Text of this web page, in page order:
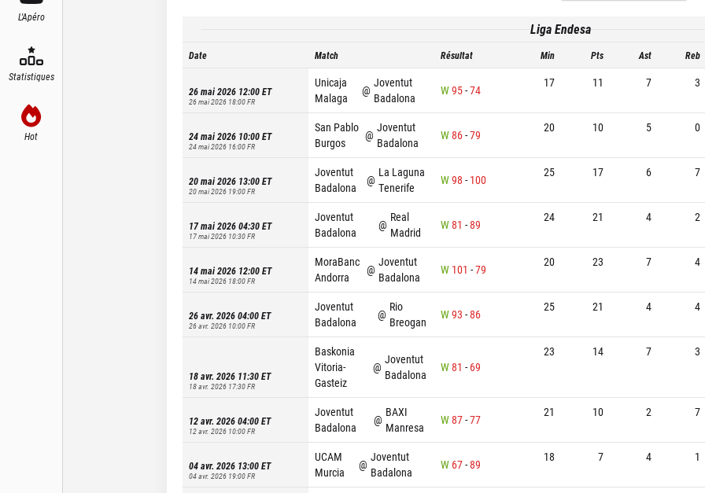
L'Apéro
Statistiques
Hot
Liga Endesa
Date Match Résultat Min Pts Ast Reb
26 mai 2026 12:00ET
26 mai 2026 18:00FR
Unicaja
Malaga
@
Joventut
Badalona
W95-74
17 11 7 3
24 mai 2026 10:00ET
24 mai 2026 16:00FR
San Pablo
Burgos
@
Joventut
Badalona
W86-79
20 10 5 0
20 mai 2026 13:00ET
20 mai 2026 19:00FR
Joventut
Badalona
@
La Laguna
Tenerife
W98 - 100
25 17 6 7
17 mai 2026 04:30ET
17 mai 2026 10:30FR
Joventut
Badalona
@
Real
Madrid
W81 -89
24 21 4 2
14 mai 2026 12:00ET
14 mai 2026 18:00FR
MoraBanc
Andorra
@
Joventut
Badalona
W 101 -79
20 23 7 4
26 avr. 2026 04:00ET
26 avr. 2026 10:00FR
Joventut
Badalona
@
Rio
Breogan
W93 -86
25 21 4 4
18 avr. 2026 11:30ET
18 avr. 2026 17:30FR
Baskonia
Vitoria-
Gasteiz
@
Joventut
Badalona
W81 - 69
23 14 7 3
12 avr. 2026 04:00ET
12 avr. 2026 10:00FR
Joventut
Badalona
@
BAXI
Manresa
W87-77
21 10 2 7
04 avr. 2026 13:00ET
04 avr. 2026 19:00FR
UCAM
Murcia
@
Joventut
Badalona
W 67-89
18 7 4 1